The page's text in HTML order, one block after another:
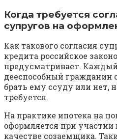
Когда требуется
супругов на
Как такового согласия
кредита российское
предусматривает.
дееспособный гражданин
брать ему ссуду или нет,
требуется.
На практике ипотека на
оформляется при участии
качестве созаемщика.